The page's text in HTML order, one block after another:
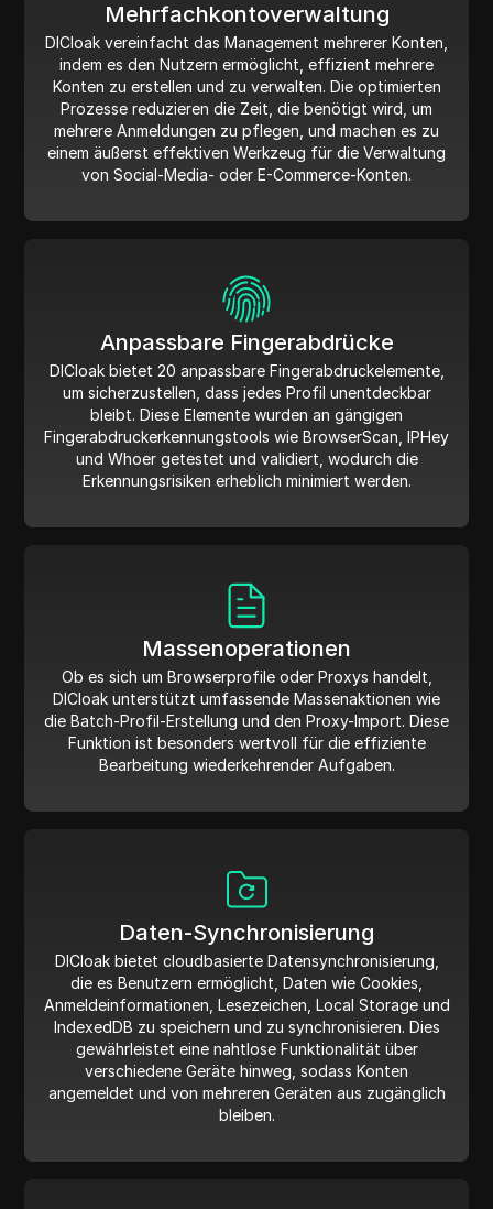
Mehrfachkontoverwaltung
DICloak vereinfacht das Management mehrerer Konten,
indem es den Nutzern ermöglicht, effizient mehrere
Konten zu erstellen und zu verwalten. Die optimierten
Prozesse reduzieren die Zeit, die benötigt wird, um
mehrere Anmeldungen zu pflegen, und machen es zu
einem äußerst effektiven Werkzeug für die Verwaltung
von Social-Media- oder E-Commerce-Konten.
Anpassbare Fingerabdrücke
DICloak bietet 20 anpassbare Fingerabdruckelemente,
um sicherzustellen, dass jedes Profil unentdeckbar
bleibt. Diese Elemente wurden an gängigen
Fingerabdruckerkennungstools wie BrowserScan, IPHey
und Whoer getestet und validiert, wodurch die
Erkennungsrisiken erheblich minimiert werden.
Massenoperationen
Ob es sich um Browserprofile oder Proxys handelt,
DICloak unterstützt umfassende Massenaktionen wie
die Batch-Profil-Erstellung und den Proxy-Import. Diese
Funktion ist besonders wertvoll für die effiziente
Bearbeitung wiederkehrender Aufgaben.
Daten-Synchronisierung
DICloak bietet cloudbasierte Datensynchronisierung,
die es Benutzern ermöglicht, Daten wie Cookies,
Anmeldeinformationen, Lesezeichen, Local Storage und
IndexedDB zu speichern und zu synchronisieren. Dies
gewährleistet eine nahtlose Funktionalität über
verschiedene Geräte hinweg, sodass Konten
angemeldet und von mehreren Geräten aus zugänglich
bleiben.